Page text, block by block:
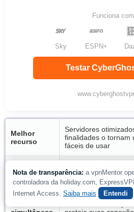
Funciona
Sky ESPN+
Testar
Melhor
recurso
Servidores
finalidades o tornam
fáceis de usar
Rede de
servidores
Brasil e Portugal),
de IP
Nota de transparência: a vpnMentor
controladora da holiday.com,
Internet Access. Saiba mais Entendi